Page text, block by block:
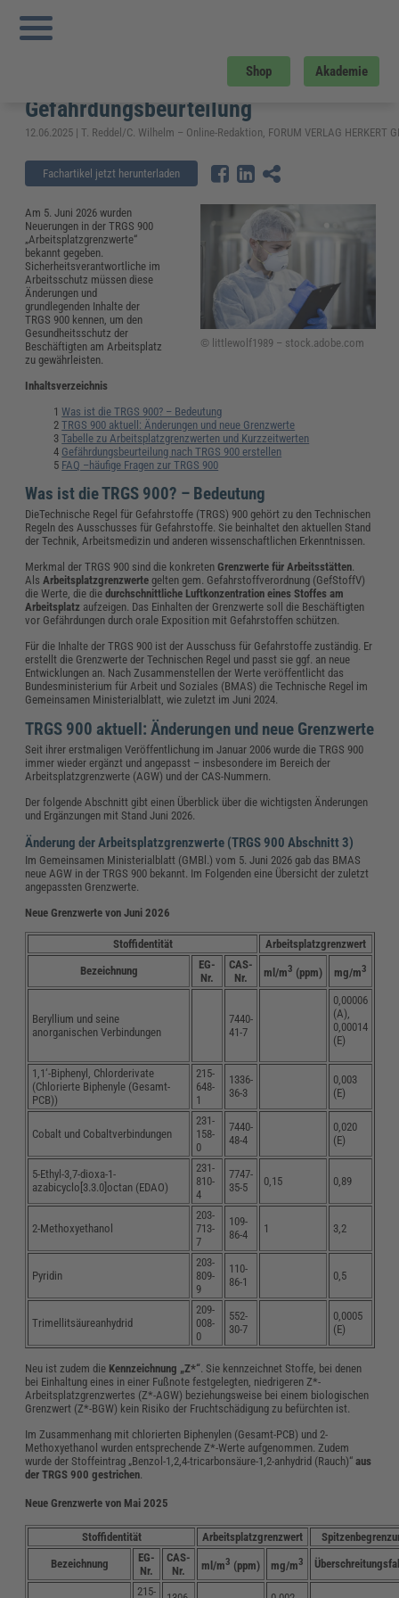
Shop Akademie
Sie sind hier:
„Arbeitsplatzgrenzwerte“: Änderung, Bedeutung und Gefährdungsbeurteilung
TRGS 900 „Arbeitsplatzgrenzwerte“:
Änderung, Bedeutung und
Gefährdungsbeurteilung
12.06.2025 | T. Reddel/C. Wilhelm – Online-Redaktion, FORUM VERLAG HERKERT
Fachartikel jetzt herunterladen
© littlewolf1989 – stock.adobe.com
Am 5. Juni 2026 wurden
Neuerungen in der TRGS 900
„Arbeitsplatzgrenzwerte“
bekannt gegeben.
Sicherheitsverantwortliche im
Arbeitsschutz müssen diese
Änderungen und
grundlegenden Inhalte der
TRGS 900 kennen, um den
Gesundheitsschutz der
Beschäftigten am Arbeitsplatz
zu gewährleisten.
Inhaltsverzeichnis
Was ist die TRGS 900? – Bedeutung
TRGS 900 aktuell: Änderungen und neue Grenzwerte
Tabelle zu Arbeitsplatzgrenzwerten und Kurzzeitwerten
Gefährdungsbeurteilung nach TRGS 900 erstellen
FAQ –häufige Fragen zur TRGS 900
Was ist die TRGS 900? – Bedeutung
DieTechnische Regel für Gefahrstoffe (TRGS) 900 gehört zu den Technischen
Regeln des Ausschusses für Gefahrstoffe. Sie beinhaltet den aktuellen Stand
der Technik, Arbeitsmedizin und anderen wissenschaftlichen Erkenntnissen.
Merkmal der TRGS 900 sind die konkretenGrenzwerte für Arbeitsstätten.
AlsArbeitsplatzgrenzwerte gelten gem. Gefahrstoffverordnung (GefStoffV)
die Werte, die diedurchschnittliche Luftkonzentration eines Stoffes am
Arbeitsplatz aufzeigen. Das Einhalten der Grenzwerte soll die Beschäftigten
vor Gefährdungen durch orale Exposition mit Gefahrstoffen schützen.
Für die Inhalte der TRGS 900 ist der Ausschuss für Gefahrstoffe zuständig. Er
erstellt die Grenzwerte der Technischen Regel und passt sie ggf. an neue
Entwicklungen an. Nach Zusammenstellen der Werte veröffentlicht das
Bundesministerium für Arbeit und Soziales (BMAS) die Technische Regel im
Gemeinsamen Ministerialblatt, wie zuletzt im Juni 2024.
TRGS 900 aktuell: Änderungen und neue Grenzwerte
Seit ihrer erstmaligen Veröffentlichung im Januar 2006 wurde die TRGS 900
immer wieder ergänzt und angepasst – insbesondere im Bereich der
Arbeitsplatzgrenzwerte (AGW) und der CAS-Nummern.
Der folgende Abschnitt gibt einen Überblick über die wichtigsten Änderungen
und Ergänzungen mit Stand Juni 2026.
Änderung der Arbeitsplatzgrenzwerte (TRGS 900 Abschnitt 3)
Im Gemeinsamen Ministerialblatt (GMBl.) vom 5. Juni 2026 gab das BMAS
neue AGW in der TRGS 900 bekannt. Im Folgenden eine Übersicht der zuletzt
angepassten Grenzwerte.
Neue Grenzwerte von Juni 2026
Stoffidentität
Arbeitsplatzgrenzwert
Bezeichnung
EG-
Nr.
CAS-
Nr.
ml/m3 (ppm) mg/m3
Beryllium und seine
anorganischen Verbindungen
7440-
41-7
0,00006
(A),
0,00014
(E)
1,1‘-Biphenyl, Chlorderivate
(Chlorierte Biphenyle (Gesamt-
PCB))
215-
648-
1
1336-
36-3
0,003
(E)
Cobalt und Cobaltverbindungen
231-
158-
0
7440-
48-4
0,020
(E)
5-Ethyl-3,7-dioxa-1-
azabicyclo[3.3.0]octan (EDAO)
231-
810-
4
7747-
35-5
0,15 0,89
2-Methoxyethanol
203-
713-
7
109-
86-4
1 3,2
Pyridin
203-
809-
9
110-
86-1
0,5
Trimellitsäureanhydrid
209-
008-
0
552-
30-7
0,0005
(E)
Neu ist zudem die Kennzeichnung „Z*“. Sie kennzeichnet Stoffe, bei denen
bei Einhaltung eines in einer Fußnote festgelegten, niedrigeren Z*-
Arbeitsplatzgrenzwertes (Z*-AGW) beziehungsweise bei einem biologischen
Grenzwert (Z*-BGW) kein Risiko der Fruchtschädigung zu befürchten ist.
Im Zusammenhang mit chlorierten Biphenylen (Gesamt-PCB) und 2-
Methoxyethanol wurden entsprechende Z*-Werte aufgenommen. Zudem
wurde der Stoffeintrag „Benzol-1,2,4-tricarbonsäure-1,2-anhydrid (Rauch)“aus
der TRGS 900 gestrichen.
Neue Grenzwerte von Mai 2025
Stoffidentität Arbeitsplatzgrenzwert
Bezeichnung
EG-
Nr.
CAS-
Nr.
ml/m3 (ppm) mg/m3
215-